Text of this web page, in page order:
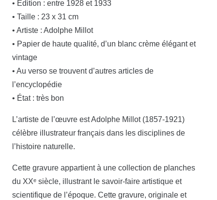
• Édition : entre 1928 et 1933
• Taille : 23 x 31 cm
• Artiste : Adolphe Millot
• Papier de haute qualité, d’un blanc crème élégant et
vintage
• Au verso se trouvent d’autres articles de
l’encyclopédie
• État : très bon
L’artiste de l’œuvre est Adolphe Millot (1857-1921)
célèbre illustrateur français dans les disciplines de
l’histoire naturelle.
Cette gravure appartient à une collection de planches
du XXᵉ siècle, illustrant le savoir-faire artistique et
scientifique de l’époque. Cette gravure, originale et